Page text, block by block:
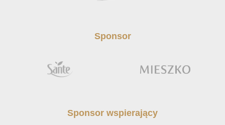
Sponsor
Sponsor wspierający